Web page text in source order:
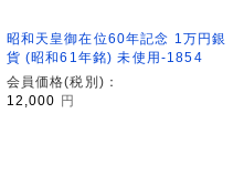
昭和天皇御在位60年記念 1万円銀
貨 (昭和61年銘) 未使用-1854
会員価格(税別)：
12,000
円